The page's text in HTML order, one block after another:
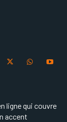
ligne qui couvre
accent